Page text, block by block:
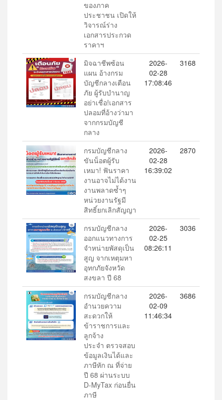
ของภาค
ประชาชน เปิดให้
วิจารณ์ร่าง
เอกสารประกวด
ราคาฯ
มิจฉาชีพซ้อน
แผน อ้างกรม
บัญชีกลางเตือน
ภัย ผู้รับบำนาญ
อย่าเชื่อ!เอกสาร
ปลอมที่อ้างว่ามา
จากกรมบัญชี
กลาง
2026-
02-28
17:08:46
3168
กรมบัญชีกลาง
ขันน็อตผู้รับ
เหมา! ฟันราคา
งานอาจไม่ได้งาน
งานพลาดซ้ำๆ
หน่วยงานรัฐมี
สิทธิ์ยกเลิกสัญญา
2026-
02-28
16:39:02
2870
กรมบัญชีกลาง
ออกแนวทางการ
จำหน่ายพัสดุเป็น
สูญ จากเหตุมหา
อุทกภัยจังหวัด
สงขลา ปี 68
2026-
02-25
08:26:11
3036
กรมบัญชีกลาง
อำนวยความ
สะดวกให้
ข้าราชการและ
ลูกจ้าง
ประจำ ตรวจสอบ
ข้อมูลเงินได้และ
ภาษีหัก ณ ที่จ่าย
ปี 68 ผ่านระบบ
D-MyTax ก่อนยื่น
ภาษี
2026-
02-09
11:46:34
3686